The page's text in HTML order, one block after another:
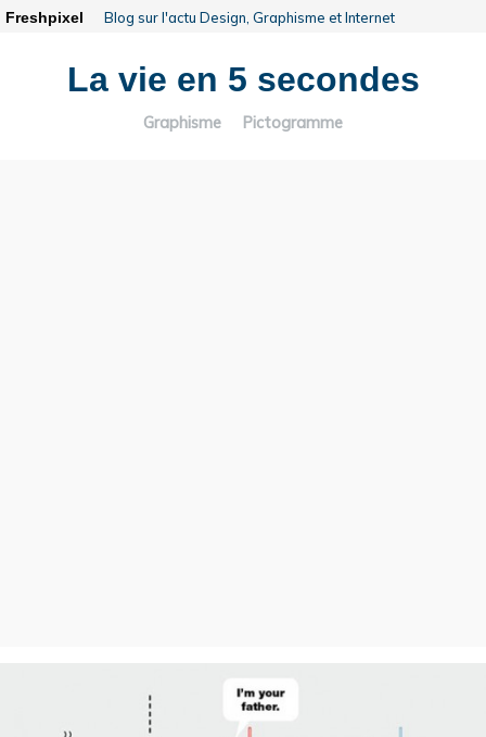
Freshpixel Blog sur l'actu Design, Graphisme et Internet
La vie en 5 secondes
Graphisme Pictogramme